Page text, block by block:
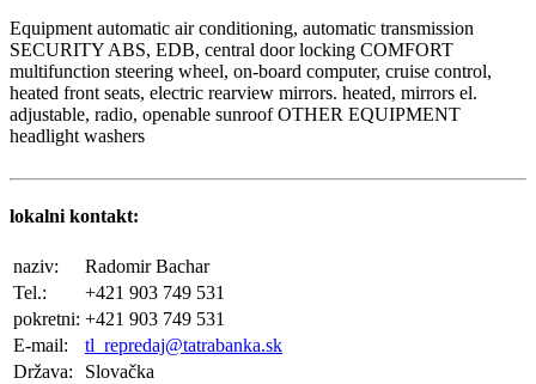
Equipment automatic air conditioning, automatic transmission
SECURITY ABS, EDB, central door locking COMFORT
multifunction steering wheel, on-board computer, cruise control,
heated front seats, electric rearview mirrors. heated, mirrors el.
adjustable, radio, openable sunroof OTHER EQUIPMENT
headlight washers
lokalni kontakt:
naziv:
Radomir Bachar
Tel.:
+421 903 749 531
pokretni: +421 903 749 531
E-mail:
tl_repredaj@tatrabanka.sk
Država:
Slovačka